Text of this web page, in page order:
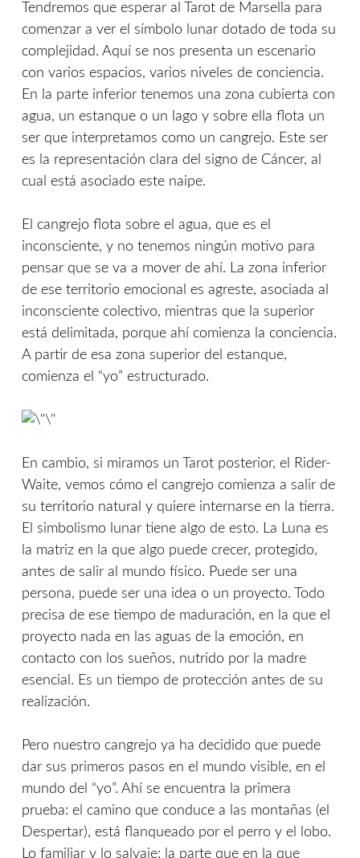
Tendremos que esperar al Tarot de Marsella para
comenzar a ver el símbolo lunar dotado de toda su
complejidad. Aquí se nos presenta un escenario
con varios espacios, varios niveles de conciencia.
En la parte inferior tenemos una zona cubierta con
agua, un estanque o un lago y sobre ella flota un
ser que interpretamos como un cangrejo. Este ser
es la representación clara del signo de Cáncer, al
cual está asociado este naipe.
El cangrejo flota sobre el agua, que es el
inconsciente, y no tenemos ningún motivo para
pensar que se va a mover de ahí. La zona inferior
de ese territorio emocional es agreste, asociada al
inconsciente colectivo, mientras que la superior
está delimitada, porque ahí comienza la conciencia.
A partir de esa zona superior del estanque,
comienza el “yo” estructurado.
En cambio, si miramos un Tarot posterior, el Rider-
Waite, vemos cómo el cangrejo comienza a salir de
su territorio natural y quiere internarse en la tierra.
El simbolismo lunar tiene algo de esto. La Luna es
la matriz en la que algo puede crecer, protegido,
antes de salir al mundo físico. Puede ser una
persona, puede ser una idea o un proyecto. Todo
precisa de ese tiempo de maduración, en la que el
proyecto nada en las aguas de la emoción, en
contacto con los sueños, nutrido por la madre
esencial. Es un tiempo de protección antes de su
realización.
Pero nuestro cangrejo ya ha decidido que puede
dar sus primeros pasos en el mundo visible, en el
mundo del “yo”. Ahí se encuentra la primera
prueba: el camino que conduce a las montañas (el
Despertar), está flanqueado por el perro y el lobo.
Lo familiar y lo salvaje: la parte que en la que